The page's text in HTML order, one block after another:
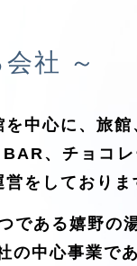
社 ～
中心に、旅館
、チョコ
をしておりま
である嬉野の湯
中心事業で